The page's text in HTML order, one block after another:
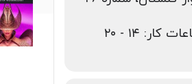
۱۴ - ۲۰